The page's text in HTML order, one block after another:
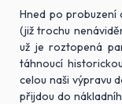
Hned po probuzení
(již trochu
už je roztopená
táhnoucí
celou naši výpravu
přijdou do